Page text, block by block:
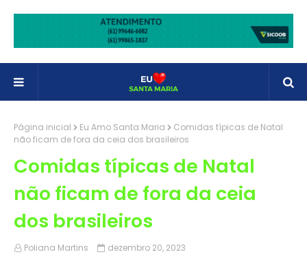
Página inicial Eu Amo Santa Maria
Comidas típicas de Natal
não ficam de fora da ceia dos brasileiros
Comidas típicas de Natal
não ficam de fora da ceia
dos brasileiros
Poliana Martins dezembro 20, 2023